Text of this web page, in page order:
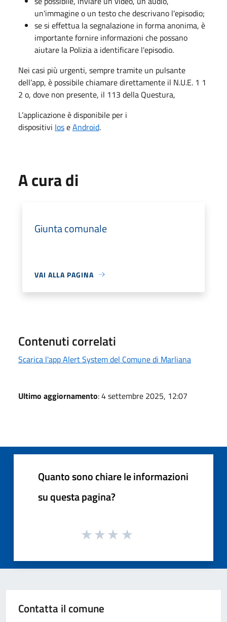
un'immagine o un testo che descrivano l'episodio;
se si effettua la segnalazione in forma anonima, è
importante fornire informazioni che possano
aiutare la Polizia a identificare l'episodio.
Nei casi più urgenti, sempre tramite un pulsante
dell’app, è possibile chiamare direttamente il N.U.E. 1 1
2 o, dove non presente, il 113 della Questura,
L’applicazione è disponibile per i
dispositivi IoseAndroid.
A cura di
Giunta comunale
VAI ALLA PAGINA
Contenuti correlati
Scarica l'app Alert System del Comune di Marliana
Ultimo aggiornamento: 4 settembre 2025, 12:07
Quanto sono chiare le informazioni
su questa pagina?
Contatta il comune